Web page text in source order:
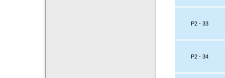
P2 - 33
P2 - 34